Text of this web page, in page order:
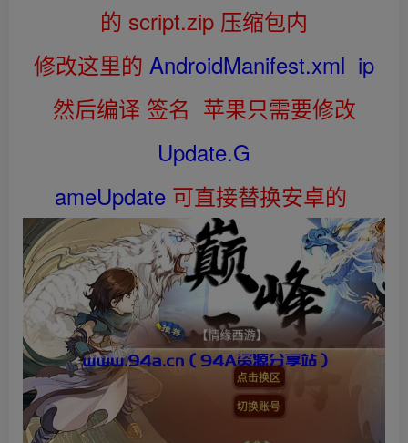
的 script.zip 压缩包内
修改这里的 AndroidManifest.xml ip
然后编译 签名 苹果只需要修改
Update.G
ameUpdate 可直接替换安卓的